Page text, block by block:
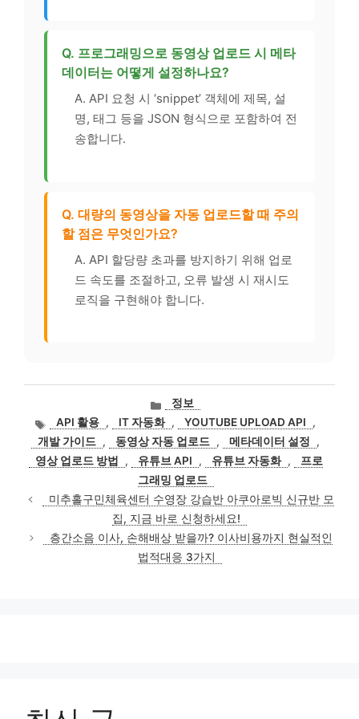
Q. 프로그래밍으로 동영상 업로드 시 메타
데이터는 어떻게 설정하나요?
A. API 요청 시 ‘snippet’ 객체에 제목, 설
명, 태그 등을 JSON 형식으로 포함하여 전
송합니다.
Q. 대량의 동영상을 자동 업로드할 때 주의
할 점은 무엇인가요?
A. API 할당량 초과를 방지하기 위해 업로
드 속도를 조절하고, 오류 발생 시 재시도
로직을 구현해야 합니다.
카
고
리
정보
태
그
API 활용 , IT 자동화 , YOUTUBE UPLOAD API
,
개발 가이드 , 동영상 자동 업로드 , 메타데이터 설정
,
영상 업로드 방법
, 유튜브 API , 유튜브 자동화 ,
프로
그래밍 업로드
미추홀구민체육센터 수영장 강습반 아쿠아로빅 신규반 모
집, 지금 바로 신청하세요!
층간소음 이사, 손해배상 받을까? 이사비용까지 현실적인
법적대응 3가지